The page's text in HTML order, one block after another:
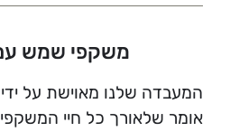
משקפי שמש
המעבדה שלנו מאוישת על
אומר שלאורך כל חיי